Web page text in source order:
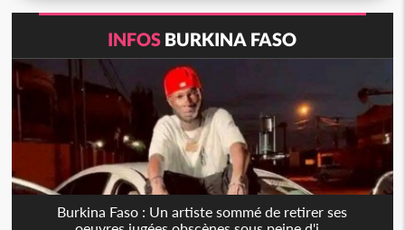
INFOS BURKINA FASO
Burkina Faso : Un artiste sommé de retirer ses